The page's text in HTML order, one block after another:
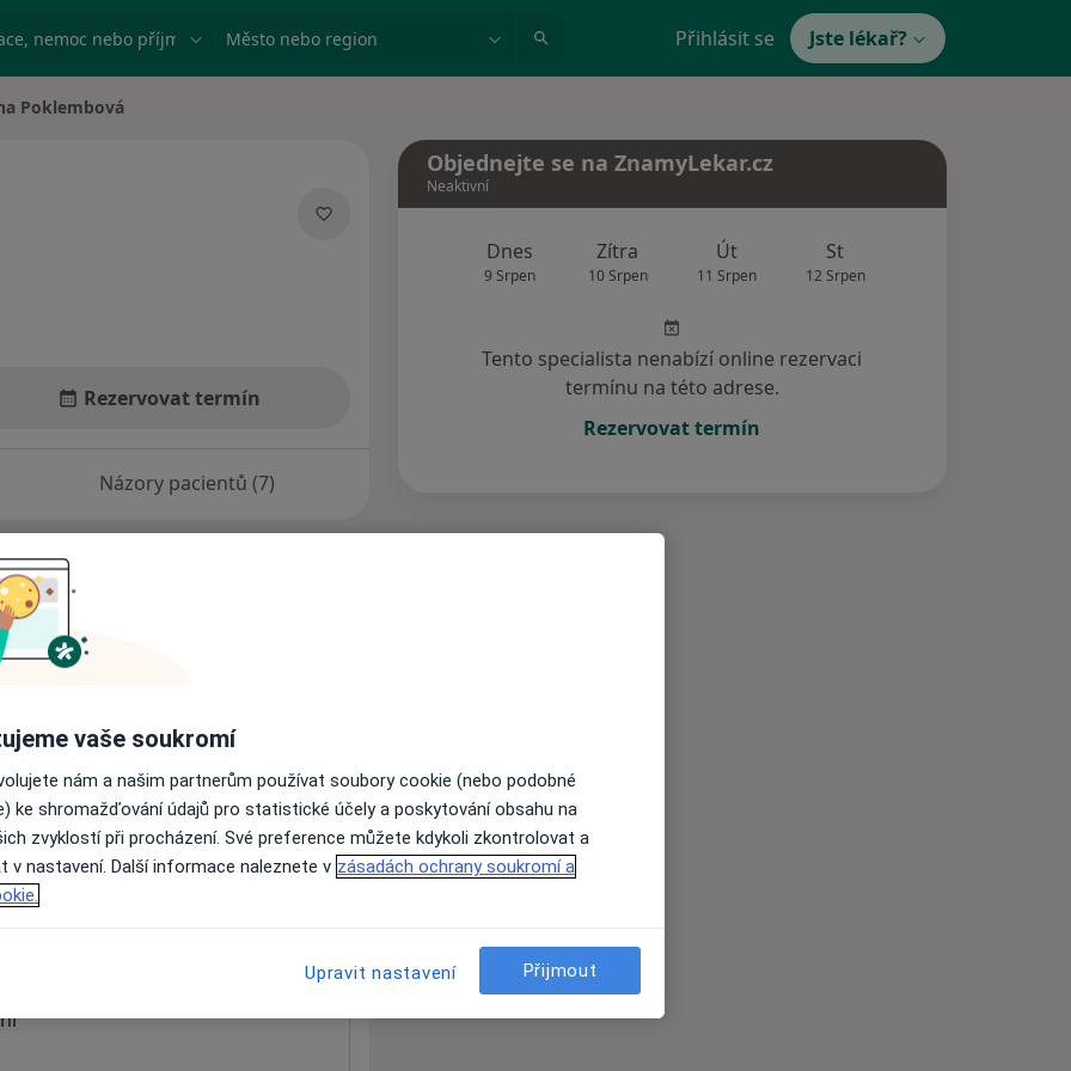
nemoc nebo příjmení Město nebo region Přihlásit se Jste lékař?
Poklembová
Rezervovat termín
Názory pacientů (7)
nejsou k dispozici
informace o svých službách.
Objednejte se na ZnamyLekar.cz
Neaktivní
Dnes
9 Srpen
Zítra
10 Srpen
Út
11 Srpen
St
12 Srpen
Tento specialista nenabízí online rezervaci
termínu na této adrese.
Rezervovat termín
vaše soukromí
nám a našim partnerům používat soubory cookie (nebo podobné
ke shromažďování údajů pro statistické účely a poskytování obsahu na
zvyklostí při procházení. Své preference můžete kdykoli zkontrolovat a
v nastavení. Další informace naleznete v zásadách ochrany soukromí a
Upravit nastavení Přijmout